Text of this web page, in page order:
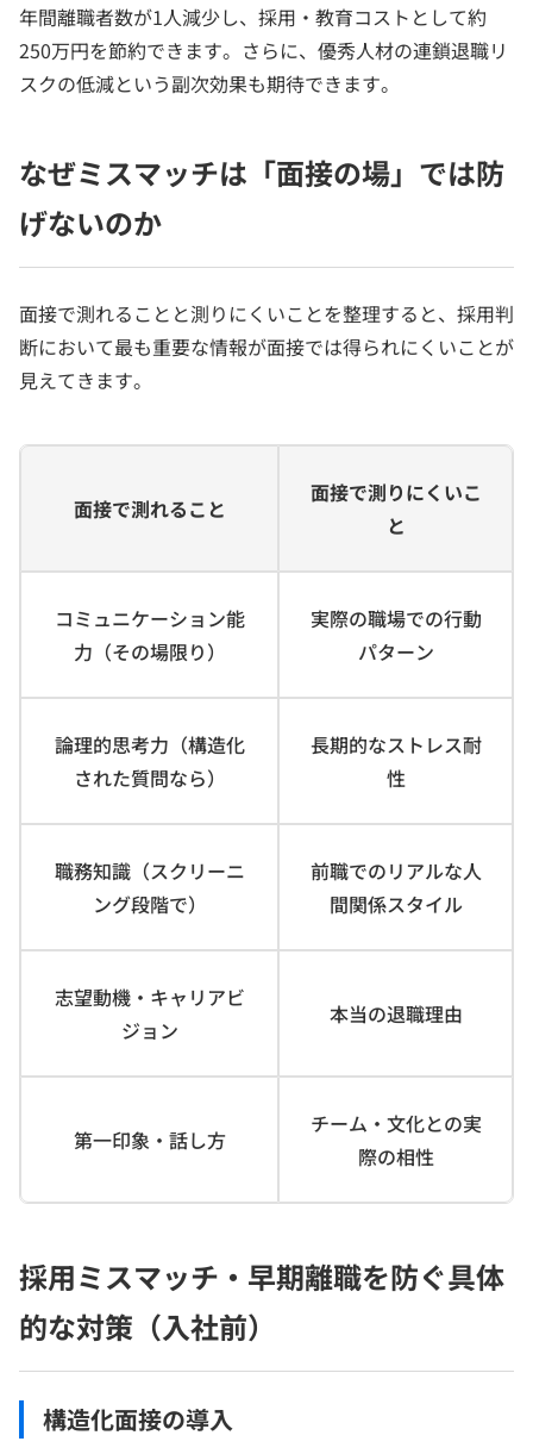
年間離職者数が1人減少し、採用・教育コストとして約
250万円を節約できます。さらに、優秀人材の連鎖退職リ
スクの低減という副次効果も期待できます。
なぜミスマッチは「面接の場」では防
げないのか
面接で測れることと測りにくいことを整理すると、採用判
断において最も重要な情報が面接では得られにくいことが
見えてきます。
面接で測れること
面接で測りにくいこ
と
コミュニケーション能
力（その場限り）
実際の職場での行動
パターン
論理的思考力（構造化
された質問なら）
長期的なストレス耐
性
職務知識（スクリーニ
ング段階で）
前職でのリアルな人
間関係スタイル
志望動機・キャリアビ
ジョン
本当の退職理由
第一印象・話し方
チーム・文化との実
際の相性
採用ミスマッチ・早期離職を防ぐ具体
的な対策（入社前）
構造化面接の導入